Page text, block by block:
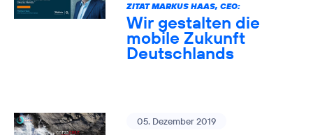
ZITAT MARKUS HAAS, CEO:
Wir gestalten die
mobile Zukunft
Deutschlands
05. Dezember 2019